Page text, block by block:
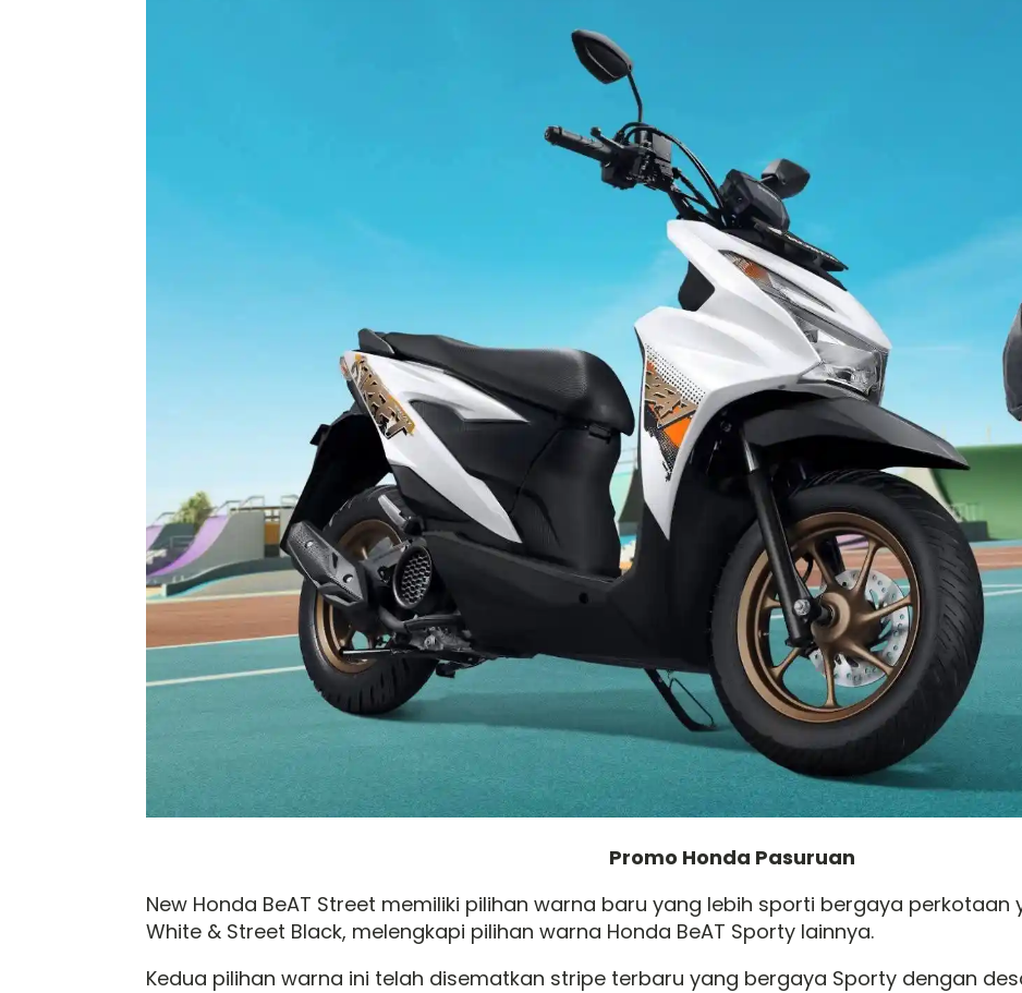
Promo Honda Pasuruan
New Honda BeAT Street memiliki pilihan warna baru yang lebih sporti bergaya perkotaan
White & Street Black, melengkapi pilihan warna Honda BeAT Sporty lainnya.
Kedua pilihan warna ini telah disematkan stripe terbaru yang bergaya Sporty dengan